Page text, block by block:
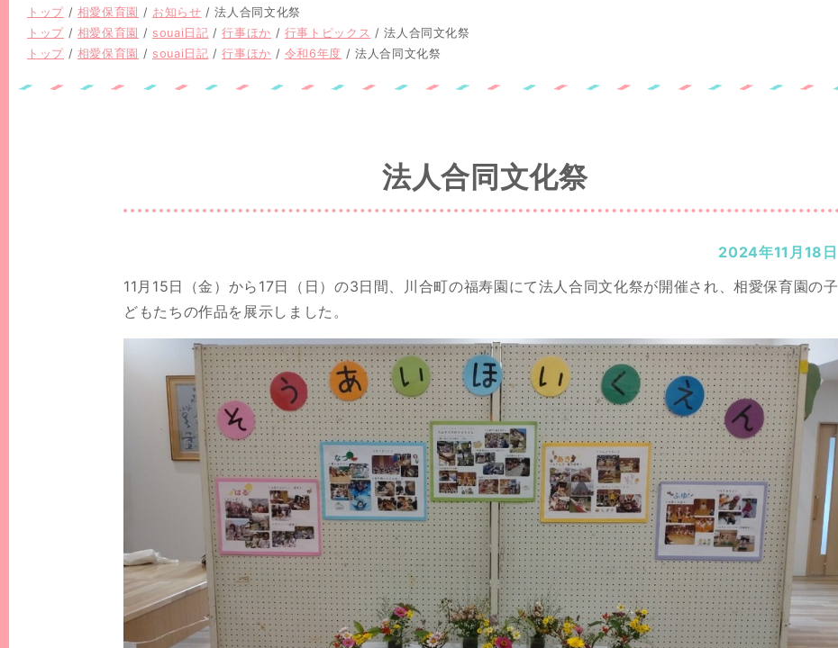
現
在
の
トップ/ 相愛保育園 / お知らせ /法人合同文化祭
現
在
トップ/ 相愛保育園 / souai日記 /行事ほか / 行事トピックス /法人合同文化祭
現
トップ/ 相愛保育園 / souai日記 /行事ほか / 令和6年度 / 法人合同文化祭
法人合同文化祭
2024年11月18日
11月15日（金）から17日（日）の3日間、川合町の福寿園にて法人合同文化祭が開催され、相愛保育園の子
どもたちの作品を展示しました。